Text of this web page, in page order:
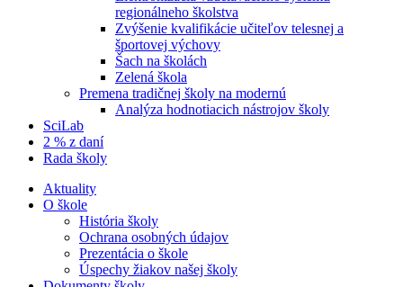
regionálneho školstva
Zvýšenie kvalifikácie učiteľov telesnej a
športovej výchovy
Šach na školách
Zelená škola
Premena tradičnej školy na modernú
Analýza hodnotiacich nástrojov školy
SciLab
2 % z daní
Rada školy
Aktuality
O škole
História školy
Ochrana osobných údajov
Prezentácia o škole
Úspechy žiakov našej školy